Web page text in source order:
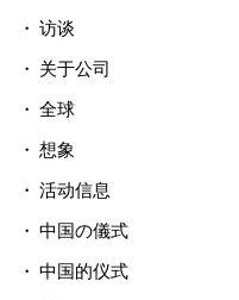
访谈
关于公司
全球
想象
活动信息
中国の儀式
中国的仪式